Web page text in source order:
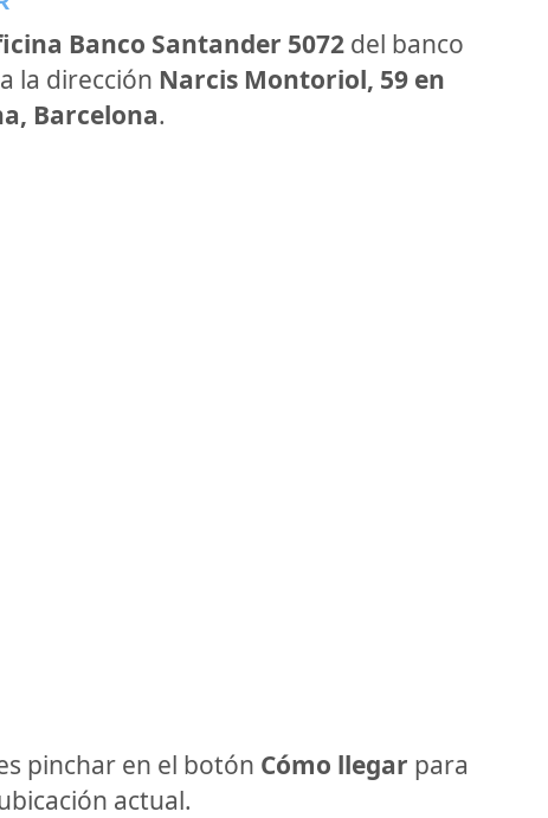
Banco Santander 5072 del banco
la dirección Narcis Montoriol, 59 en
Barcelona.
pinchar en el botón Cómo llegar para
actual.